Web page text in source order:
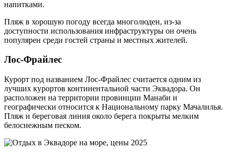
напитками.
Пляж в хорошую погоду всегда многолюден, из-за
доступности использования инфраструктуры он очень
популярен среди гостей страны и местных жителей.
Лос-Фрайлес
Курорт под названием Лос-Фрайлес считается одним из
лучших курортов континентальной части Эквадора. Он
расположен на территории провинции Манаби и
географически относится к Национальному парку Мачалилья.
Пляж и береговая линия около берега покрыты мелким
белоснежным песком.